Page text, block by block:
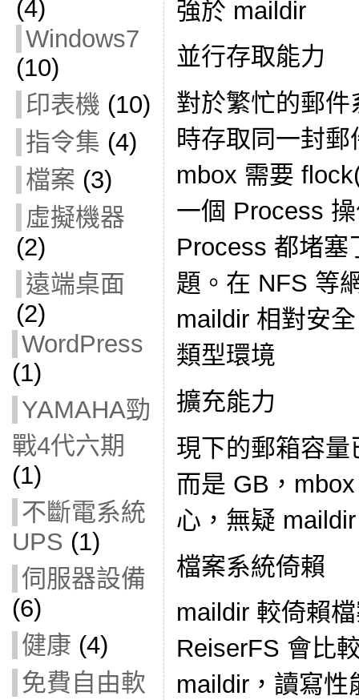
(4)
Windows7
(10)
印表機 (10)
指令集 (4)
檔案 (3)
虛擬機器
(2)
遠端桌面
(2)
WordPress
(1)
YAMAHA勁
戰4代六期
(1)
不斷電系統
UPS (1)
伺服器設備
(6)
健康 (4)
免費自由軟
強於 maildir
並行存取能力
對於繁忙的郵
時存取同一封
mbox 需要
一個 Process
Process 都堵塞
題。在 NFS 等
maildir 相對安
類型環境
擴充能力
現下的郵箱容
而是 GB，
心，無疑
檔案系統倚賴
maildir 較倚賴
ReiserFS 會比
maildir，讀寫性